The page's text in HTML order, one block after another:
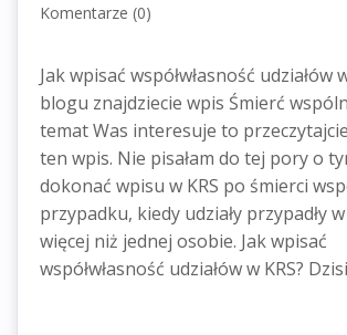
Komentarze (0)
Jak wpisać współwłasność udziałów
blogu znajdziecie wpis Śmierć
temat Was interesuje to
ten wpis. Nie pisałam do tej pory o
dokonać wpisu w KRS po śmierci
przypadku, kiedy udziały przypadły
więcej niż jednej osobie. Jak wpisać
współwłasność udziałów w KRS?